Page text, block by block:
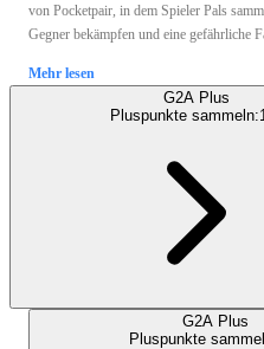
von Pocketpair, in dem Spieler Pals
Gegner bekämpfen und eine gefährliche
Mehr lesen
G2A Plus
Pluspunkte sammeln:
G2A Plus
Pluspunkte